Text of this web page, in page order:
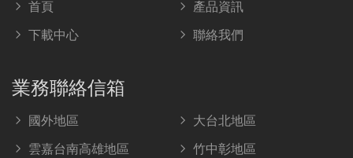
首頁
產品資訊
下載中心
聯絡我們
業務聯絡信箱
國外地區
大台北地區
雲嘉台南高雄地區
竹中彰地區